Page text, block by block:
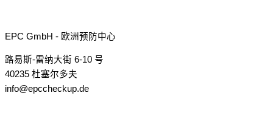
EPC GmbH - 欧洲预防中心
路易斯-雷纳大街 6-10 号
40235 杜塞尔多夫
info@epccheckup.de